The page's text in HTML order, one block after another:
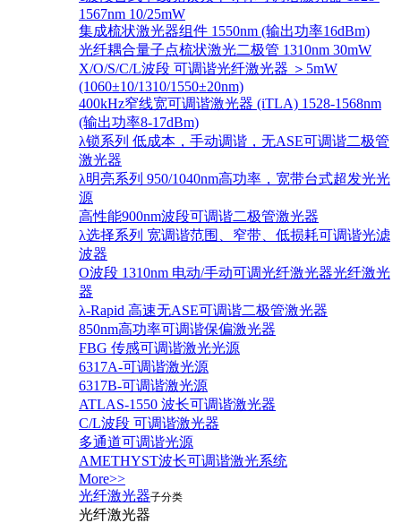
1567nm 10/25mW
集成梳状激光器组件 1550nm (输出功率16dBm)
光纤耦合量子点梳状激光二极管 1310nm 30mW
X/O/S/C/L波段 可调谐光纤激光器 ＞5mW
(1060±10/1310/1550±20nm)
400kHz窄线宽可调谐激光器 (iTLA) 1528-1568nm
(输出功率8-17dBm)
λ锁系列 低成本，手动调谐，无ASE可调谐二极管
激光器
λ明亮系列 950/1040nm高功率，宽带台式超发光光
源
高性能900nm波段可调谐二极管激光器
λ选择系列 宽调谐范围、窄带、低损耗可调谐光滤
波器
O波段 1310nm 电动/手动可调光纤激光器光纤激光
器
λ-Rapid 高速无ASE可调谐二极管激光器
850nm高功率可调谐保偏激光器
FBG 传感可调谐激光光源
6317A-可调谐激光源
6317B-可调谐激光源
ATLAS-1550 波长可调谐激光器
C/L波段 可调谐激光器
多通道可调谐光源
AMETHYST波长可调谐激光系统
More>>
光纤激光器子分类
光纤激光器